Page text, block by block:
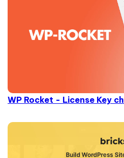
WP Rocket - License Key